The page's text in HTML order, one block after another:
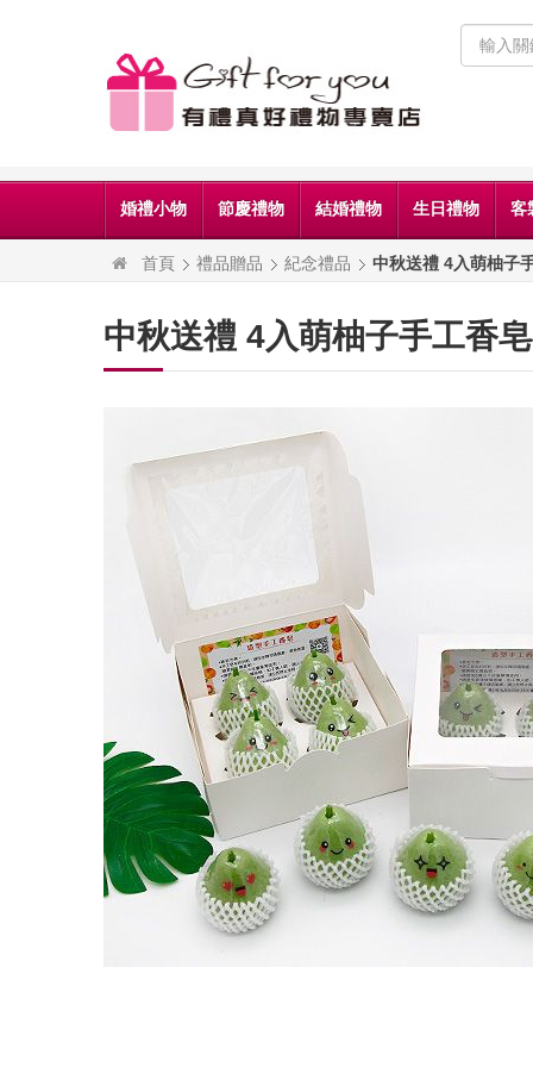
婚禮小物 節慶禮物 結婚禮物 生日禮物 客
首頁 禮品贈品 紀念禮品 中秋送禮 4入萌柚子
中秋送禮 4入萌柚子手工香